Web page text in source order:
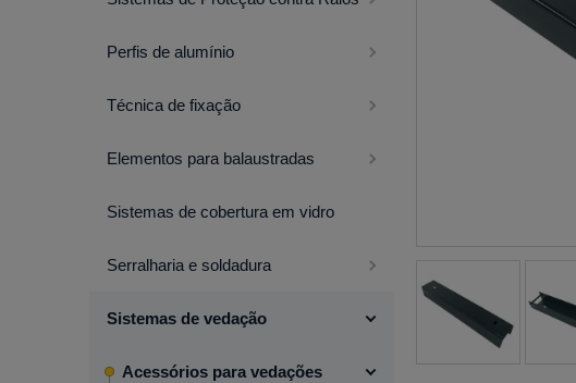
Perfis de alumínio
Técnica de fixação
Elementos para balaustradas
Sistemas de cobertura em vidro
Serralharia e soldadura
Sistemas de vedação
Acessórios para vedações